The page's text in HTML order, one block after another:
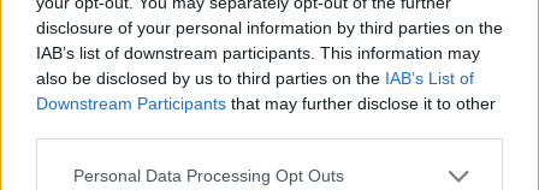
disclosure of your personal information by third parties on the
IAB’s list of downstream participants. This information may
also be disclosed by us to third parties on the IAB’s List of
Downstream Participants that may further disclose it to other
Personal Data Processing Opt Outs